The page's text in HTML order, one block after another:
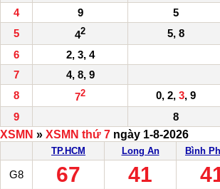
4
9 5
5
42 5, 8
6
2, 3, 4
7
4, 8, 9
8
72 0, 2, 3, 9
9
8
XSMN » XSMN thứ 7 ngày 1-8-2026
TP.HCM Long An Bình
G8 67 41